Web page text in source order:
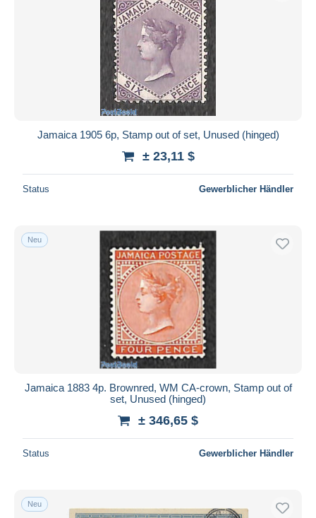
Jamaica 1905 6p, Stamp out of set, Unused (hinged)
± 23,11 $
Status Gewerblicher Händler
Neu
Jamaica 1883 4p. Brownred, WM CA-crown, Stamp out of
set, Unused (hinged)
± 346,65 $
Status Gewerblicher Händler
Neu